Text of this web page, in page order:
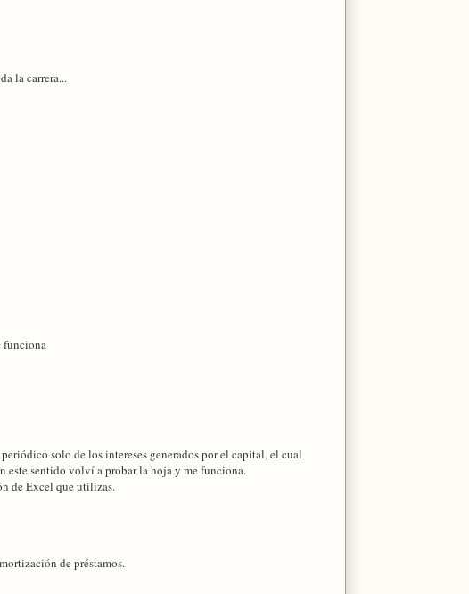
la carrera...
funciona
solo de los intereses generados por el capital, el cual
este sentido volví a probar la hoja y me funciona.
de Excel que utilizas.
de préstamos.